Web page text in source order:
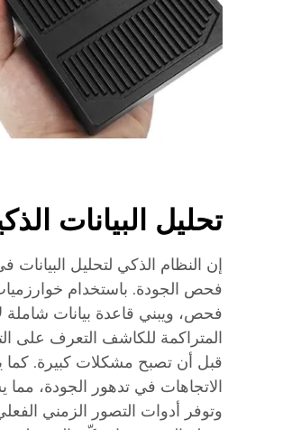
تحليل البيانات
إن النظام الذكي لتحليل
فحص الجودة. باستخدام
فحص، ويبني قاعدة بيانات
المتراكمة للكاشف التعرف على
قبل أن تصبح مشكلات كبيرة. كما
الاتجاهات في تدهور الجودة، مما
وتوفر أدوات التصور الزمني